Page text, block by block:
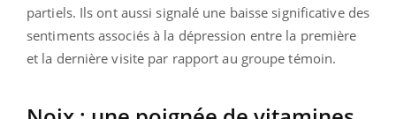
partiels. Ils ont aussi signalé une baisse significative des
sentiments associés à la dépression entre la première
et la dernière visite par rapport au groupe témoin.